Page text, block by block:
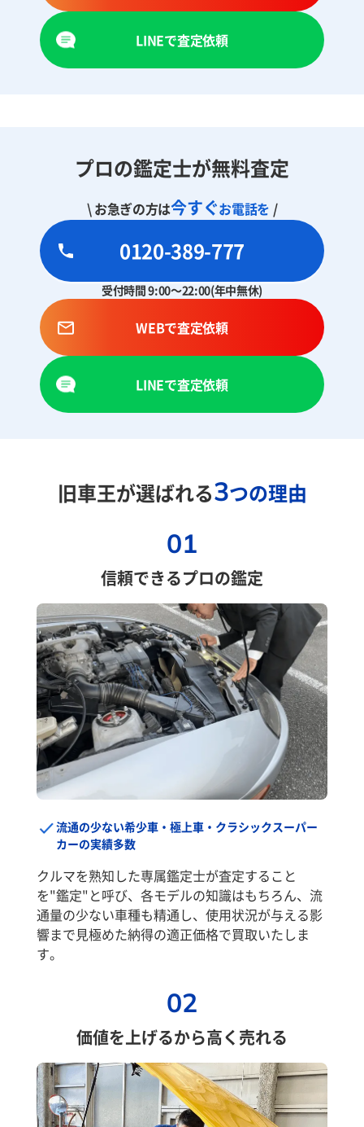
LINEで査定依頼
プロの鑑定士が無料査定
\ お急ぎの方は今すぐお電話を /
0120-389-777
受付時間 9:00～22:00(年中無休)
WEBで査定依頼
LINEで査定依頼
旧車王が選ばれる3つの理由
01
信頼できるプロの鑑定
流通の少ない希少車・極上車・クラシックスーパー
カーの実績多数
クルマを熟知した専属鑑定士が査定すること
を"鑑定"と呼び、各モデルの知識はもちろん、流
通量の少ない車種も精通し、使用状況が与える影
響まで見極めた納得の適正価格で買取いたしま
す。
02
価値を上げるから高く売れる